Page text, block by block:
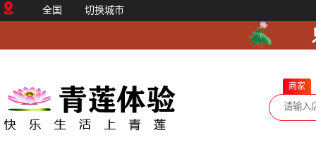
全国 切换城市
商家